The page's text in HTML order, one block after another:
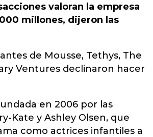
valoran la empresa
millones, dijeron las
de Mousse, Tethys, The
Ventures declinaron hacer
en 2006 por las
Kate y Ashley Olsen, que
como actrices infantiles a